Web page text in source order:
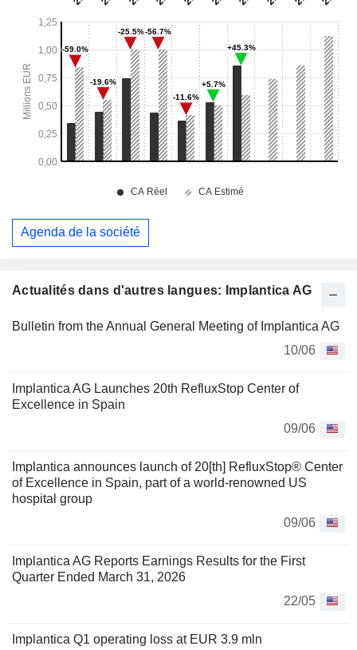
Actualités dans d'autres langues: Implantica AG
Bulletin from the Annual General Meeting of Implantica AG
10/06
Implantica AG Launches 20th RefluxStop Center of
Excellence in Spain
09/06
Implantica announces launch of 20[th] RefluxStop® Center
of Excellence in Spain, part of a world-renowned US
hospital group
09/06
Implantica AG Reports Earnings Results for the First
Quarter Ended March 31, 2026
22/05
Implantica Q1 operating loss at EUR 3.9 mln
Agenda de la société